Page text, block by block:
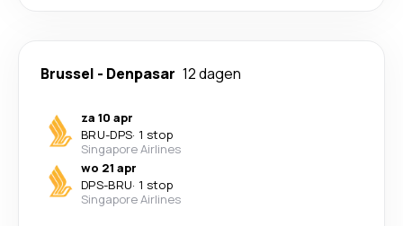
Brussel - Denpasar 12 dagen
za 10 apr
BRU-DPS· 1 stop
Singapore Airlines
wo 21 apr
DPS-BRU· 1 stop
Singapore Airlines